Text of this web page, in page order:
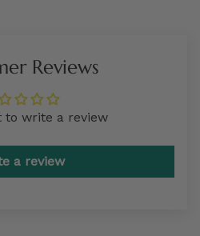
Reviews
to write a review
a review